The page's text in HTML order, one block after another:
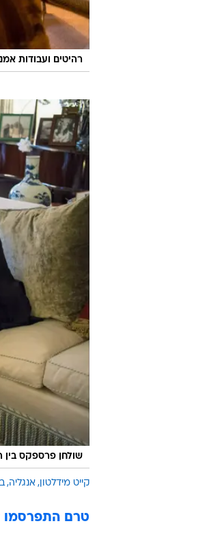
רהיטים ועבודות
שולחן פרספקס
קייט מידלטון אנגליה
טרם התפרסמו